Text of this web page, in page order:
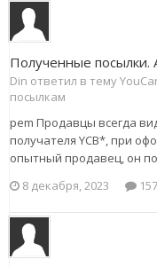
Полученные посылки.
Din ответил в тему
посылкам
pem Продавцы всегда
получателя YCB*, при
опытный продавец, он
8 декабря, 2023